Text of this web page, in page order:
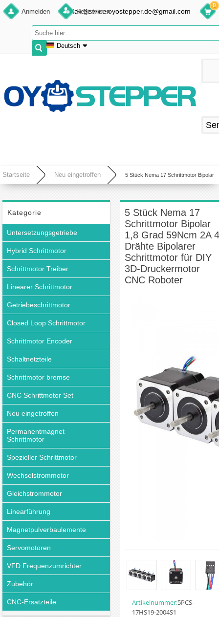
Anmelden Registrieren
Deutsch
Français
Español
E-Mail:Service.oyostepper.de@gmail.com
0
Startseite Neu eingetroffen 5 Stück Nema 17 Schrittmotor Bipolar
Roboter
Kategorie
Untersetzungsgetriebe
Hybrid Schrittmotor
Schrittmotor Treiber
Linearer Schrittmotor
Getriebeschrittmotor
Closed Loop Schrittmotor
Schrittmotor Encoder
Schaltnetzteile
Schrittmotor bremse
CNC Schrittmotor Set
Neu eingetroffen
Permanentmagnet
Schrittmotor
Spezieller Schrittmotor
Wechselstrommotor
Gleichstrommotor
Linearführung
Magnetpulverbaulemente
Servomotoren
VFD Frequenzumrichter
Zubehör
CNC-Ersatzteile
5 Stück Nema 17
Schrittmotor Bipolar
1,8 Grad 59Ncm 2A 4
Drähte Bipolarer
Schrittmotor für DIY
3D-Druckermotor
CNC Roboter
Artikelnummer:5PCS-
17HS19-2004S1